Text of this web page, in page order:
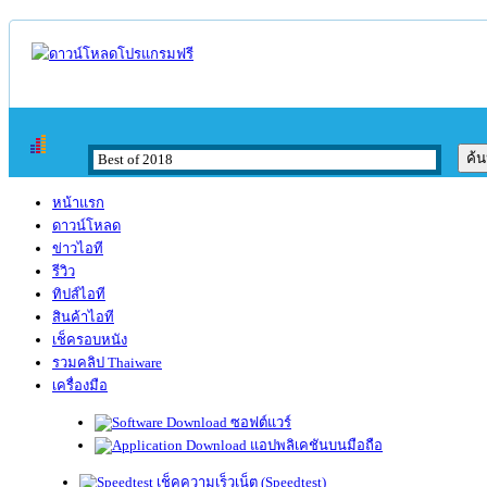
หน้าแรก
ดาวน์โหลด
ข่าวไอที
รีวิว
ทิปส์ไอที
สินค้าไอที
เช็ครอบหนัง
รวมคลิป Thaiware
เครื่องมือ
ซอฟต์แวร์
แอปพลิเคชันบนมือถือ
เช็คความเร็วเน็ต (Speedtest)